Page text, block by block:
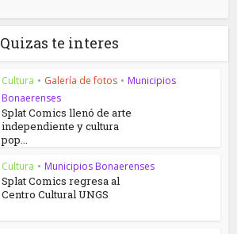
Quizas te interes
Cultura • Galería de fotos • Municipios
Bonaerenses
Splat Comics llenó de arte
independiente y cultura
pop...
Cultura • Municipios Bonaerenses
Splat Comics regresa al
Centro Cultural UNGS